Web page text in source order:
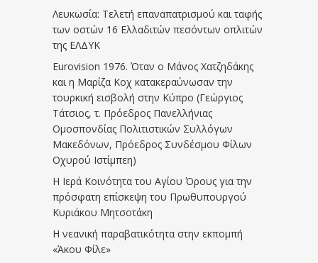
Λευκωσία: Τελετή επαναπατρισμού και ταφής
των οστών 16 Ελλαδιτών πεσόντων οπλιτών
της ΕΛΔΥΚ
Eurovision 1976. Όταν ο Μάνος Χατζηδάκης
και η Μαρίζα Κοχ κατακεραύνωσαν την
τουρκική εισβολή στην Κύπρο (Γεώργιος
Τάτσιος, τ. Πρόεδρος Πανελλήνιας
Ομοσπονδίας Πολιτιστικών Συλλόγων
Μακεδόνων, Πρόεδρος Συνδέσμου Φίλων
Οχυρού Ιστίμπεη)
Η Ιερά Κοινότητα του Αγίου Όρους για την
πρόσφατη επίσκεψη του Πρωθυπουργού
Κυριάκου Μητσοτάκη
Η νεανική παραβατικότητα στην εκπομπή
«Άκου Φίλε»